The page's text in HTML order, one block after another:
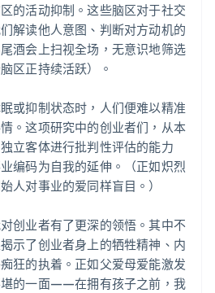
的活动抑制。这些脑区对于社交
解读他人意图、判断对方动机的
酒会上扫视全场，无意识地筛选
区正持续活跃）。
或抑制状态时，人们便难以精准
。这项研究中的创业者们，从本
立客体进行批判性评估的能力
编码为自我的延伸。（正如炽烈
人对事业的爱同样盲目。）
创业者有了更深的领悟。其中不
示了创业者身上的牺牲精神、内
狂的执着。正如父爱母爱能激发
堪的一面——在拥有孩子之前，我